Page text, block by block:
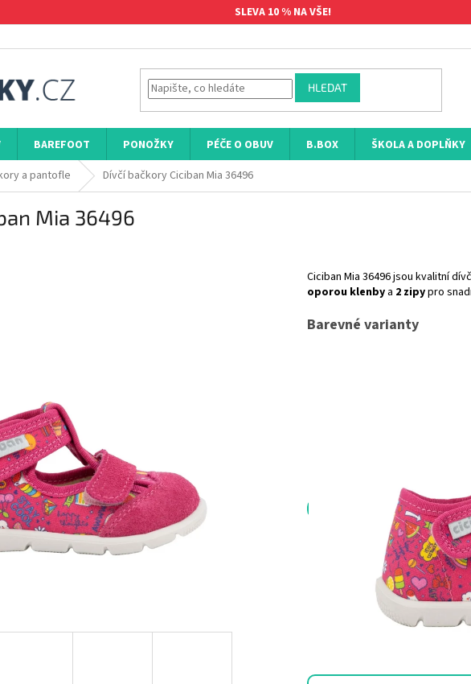
SLEVA 10 % NA VŠE!
HLEDAT
BAREFOOT PONOŽKY PÉČE O OBUV B.BOX ŠKOLA A DOPLŇKY
a pantofle Dívčí bačkory Ciciban Mia 36496
Mia 36496
Ciciban Mia 36496 jsou kvalitní
oporou klenby a 2 zipypro
Barevné varianty